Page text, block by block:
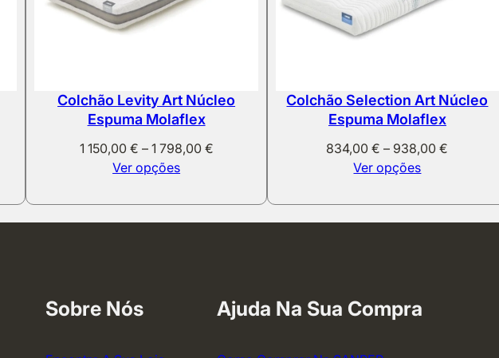
Colchão Levity Art Núcleo
Espuma Molaflex
1 150,00 € – 1 798,00 €Price
150,00 €
through
Ver opções
Colchão Selection Art Núcleo
Espuma Molaflex
834,00€ – 938,00€
through
938,00
Ver opções
Sobre Nós Ajuda Na Sua Compra